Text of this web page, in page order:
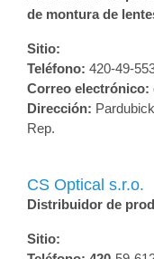
de montura de
Sitio:
Teléfono: 420-49-
Correo electrónico:
Dirección:
Rep.
CS Optical s.r.o.
Distribuidor de
Sitio: